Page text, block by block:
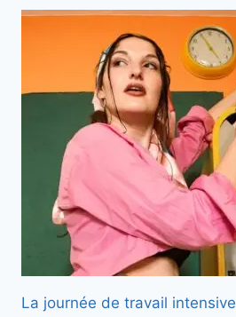
La journée de travail